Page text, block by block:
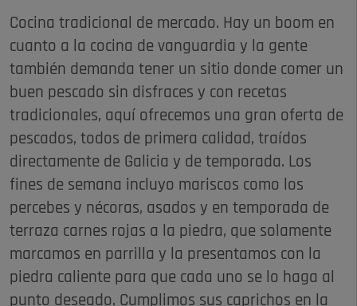
Cocina tradicional de mercado. Hay un boom en
cuanto a la cocina de vanguardia y la gente
también demanda tener un sitio donde comer un
buen pescado sin disfraces y con recetas
tradicionales, aquí ofrecemos una gran oferta de
pescados, todos de primera calidad, traídos
directamente de Galicia y de temporada. Los
fines de semana incluyo mariscos como los
percebes y nécoras, asados y en temporada de
terraza carnes rojas a la piedra, que solamente
marcamos en parrilla y la presentamos con la
piedra caliente para que cada uno se lo haga al
punto deseado. Cumplimos sus caprichos en la